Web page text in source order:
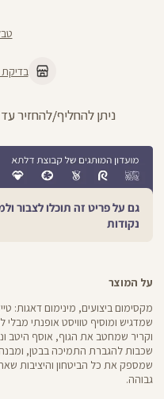
בדיקת
החזרות חינם עם
גם על פריט זה תוכלו לצבור
נקודות
על המוצר
שמספק את כל הביטחון והיציבות
גבוהה.